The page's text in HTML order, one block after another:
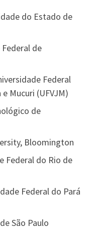
do Estado de
de
Federal
Mucuri (UFVJM)
de
Bloomington
Federal do Rio de
Federal do Pará
São Paulo